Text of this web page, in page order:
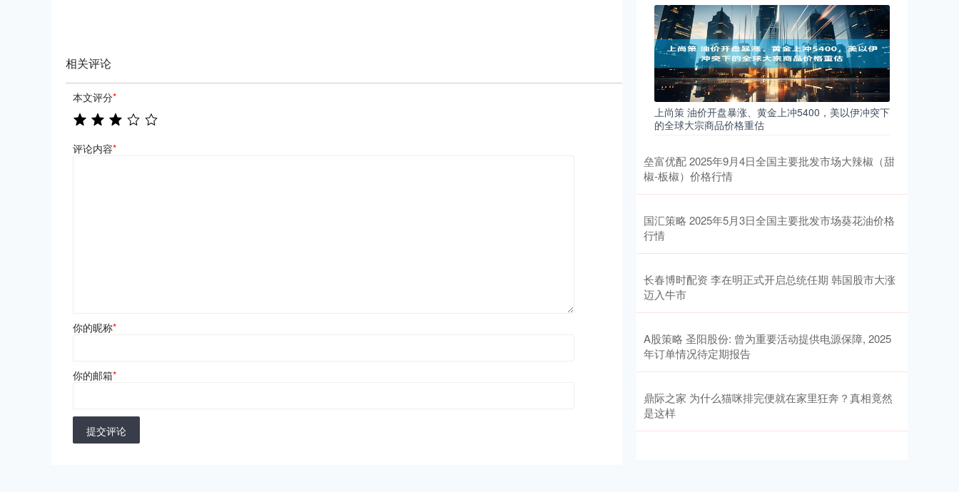
相关评论
本文评分*
评论内容*
你的昵称*
你的邮箱*
提交评论
上尚策 油价开盘暴涨、黄金上冲5400，美以伊冲突下
的全球大宗商品价格重估
垒富优配 2025年9月4日全国主要批发市场大辣椒（甜
椒-板椒）价格行情
国汇策略 2025年5月3日全国主要批发市场葵花油价格
行情
长春博时配资 李在明正式开启总统任期 韩国股市大涨
迈入牛市
A股策略 圣阳股份: 曾为重要活动提供电源保障, 2025
年订单情况待定期报告
鼎际之家 为什么猫咪排完便就在家里狂奔？真相竟然
是这样